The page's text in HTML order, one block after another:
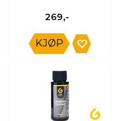
269,-
KJØP